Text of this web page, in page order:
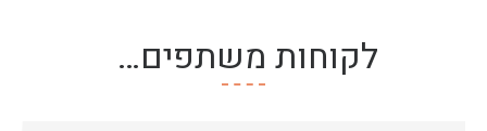
לקוחות משתפים…